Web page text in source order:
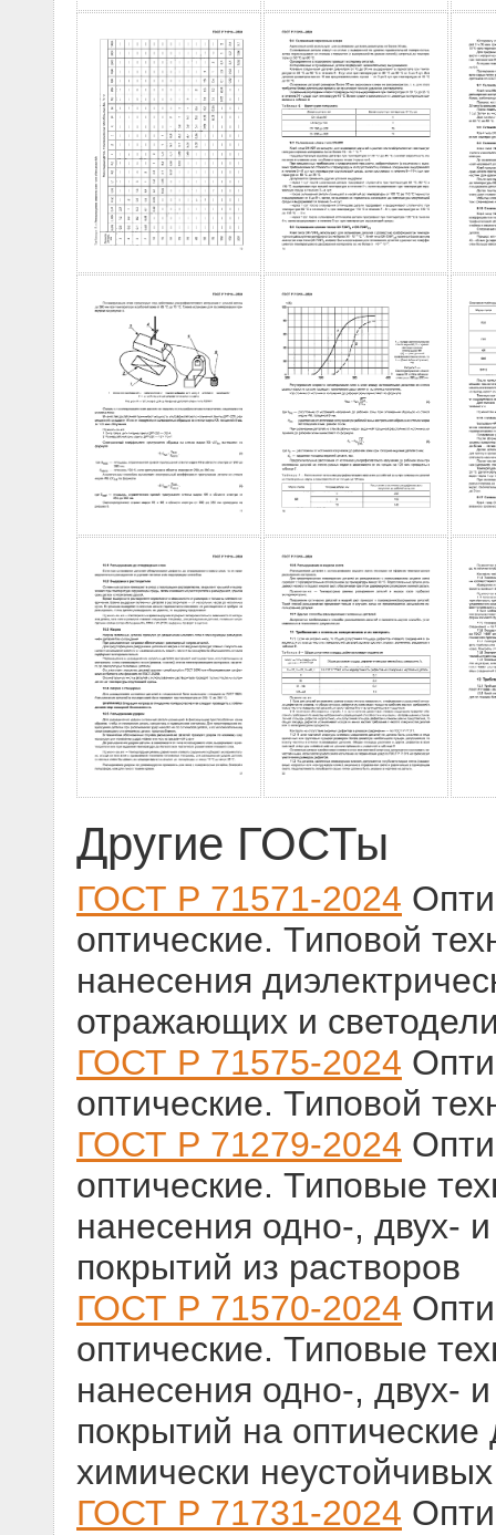
Другие ГОСТы
ГОСТ Р 71571-2024
оптические. Типовой
нанесения
отражающих и
ГОСТ Р 71575-2024
оптические. Типовой
ГОСТ Р 71279-2024
оптические. Типовые
нанесения одно-, двух-
покрытий из растворов
ГОСТ Р 71570-2024
оптические. Типовые
нанесения одно-, двух-
покрытий на
химически
ГОСТ Р 71731-2024